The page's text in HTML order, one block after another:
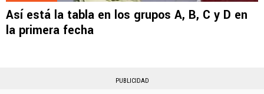
Así está la tabla en los grupos A, B, C y D en
la primera fecha
PUBLICIDAD